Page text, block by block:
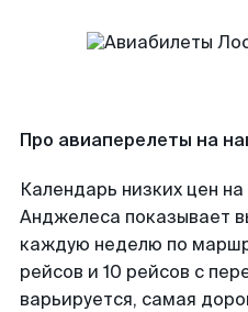
Про авиаперелеты на
Календарь низких цен
Анджелеса показывает
каждую неделю по
рейсов и 10 рейсов с
варьируется, самая